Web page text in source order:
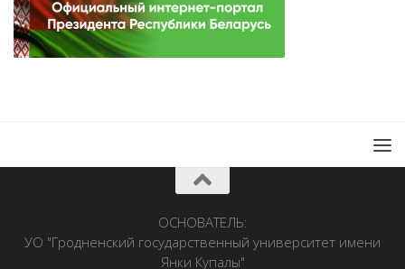
ОСНОВАТЕЛЬ:
УО "Гродненский государственный университет имени
Янки Купалы"